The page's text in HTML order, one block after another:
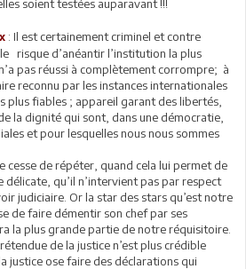
soient testées auparavant !!!
: Il est certainement criminel et contre
risque d’anéantir l’institution la plus
pas réussi à complètement corrompre; à
reconnu par les instances internationales
plus fiables ; appareil garant des libertés,
la dignité qui sont, dans une démocratie,
et pour lesquelles nous nous sommes
cesse de répéter, quand cela lui permet de
qu’il n’intervient pas par respect
judiciaire. Or la star des stars qu’est notre
de faire démentir son chef par ses
la plus grande partie de notre réquisitoire.
de la justice n’est plus crédible
justice ose faire des déclarations qui